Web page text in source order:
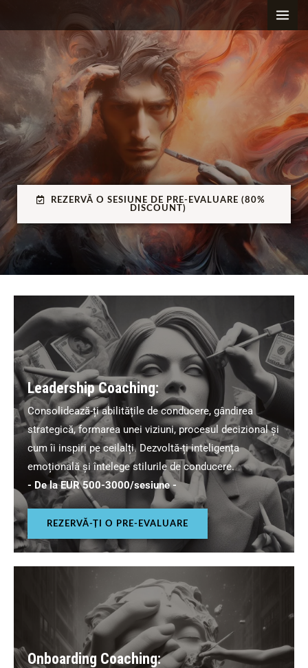
REZERVĂ O SESIUNE DE PRE-EVALUARE (80%
DISCOUNT)
Leadership Coaching:
Consolidează-ți abilitățile de conducere, gândirea
strategică, formarea unei viziuni, procesul decizional și
cum îi inspiri pe ceilalți. Dezvoltă-ți inteligența
emoțională și întelege stilurile de conducere.
- De la EUR 500-3000/sesiune -
REZERVĂ-ȚI O PRE-EVALUARE
Onboarding Coaching: